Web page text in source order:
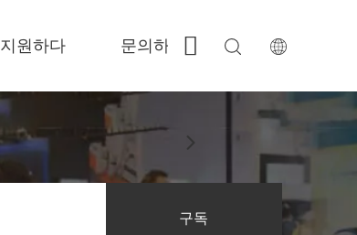
지원하다 문의하기
구독